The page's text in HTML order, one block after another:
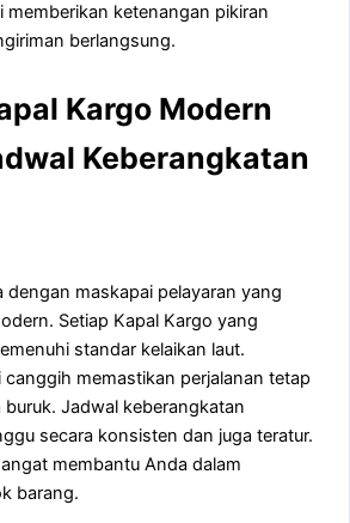
memberikan ketenangan pikiran
berlangsung.
Kargo Modern
Keberangkatan
dengan maskapai pelayaran yang
Setiap Kapal Kargo yang
standar kelaikan laut.
memastikan perjalanan tetap
buruk. Jadwal keberangkatan
secara konsisten dan juga teratur.
membantu Anda dalam
barang.